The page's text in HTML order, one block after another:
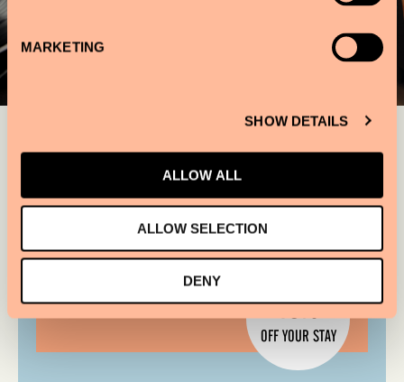
MARKETING
SHOW DETAILS
ALLOW ALL
ALLOW SELECTION
DENY
10%
OFF YOUR STAY